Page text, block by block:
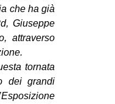
che ha già
Giuseppe
attraverso
tornata
dei grandi